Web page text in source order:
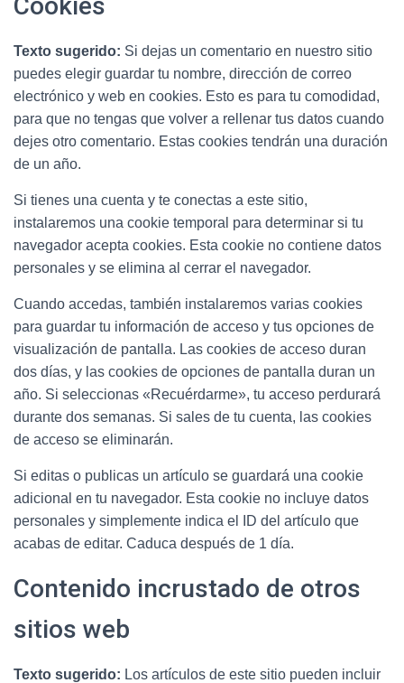
Texto sugerido: Si dejas un comentario en nuestro sitio
puedes elegir guardar tu nombre, dirección de correo
electrónico y web en cookies. Esto es para tu comodidad,
para que no tengas que volver a rellenar tus datos cuando
dejes otro comentario. Estas cookies tendrán una duración
de un año.
Si tienes una cuenta y te conectas a este sitio,
instalaremos una cookie temporal para determinar si tu
navegador acepta cookies. Esta cookie no contiene datos
personales y se elimina al cerrar el navegador.
Cuando accedas, también instalaremos varias cookies
para guardar tu información de acceso y tus opciones de
visualización de pantalla. Las cookies de acceso duran
dos días, y las cookies de opciones de pantalla duran un
año. Si seleccionas «Recuérdarme», tu acceso perdurará
durante dos semanas. Si sales de tu cuenta, las cookies
de acceso se eliminarán.
Si editas o publicas un artículo se guardará una cookie
adicional en tu navegador. Esta cookie no incluye datos
personales y simplemente indica el ID del artículo que
acabas de editar. Caduca después de 1 día.
Contenido incrustado de otros
sitios web
Texto sugerido: Los artículos de este sitio pueden incluir